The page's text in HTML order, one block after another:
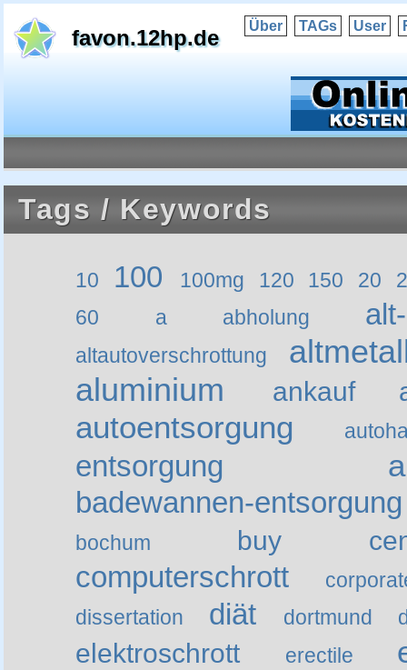
favon.12hp.de Über TAGs User
Tags / Keywords
10 100 100mg 120 150 20
60
a abholung
altautoverschrottung
aluminium
ankauf
autoentsorgung
entsorgung
badewannen-entsorgung
bochum buy
computerschrott
dissertation
diät dortmund
elektroschrott erectile